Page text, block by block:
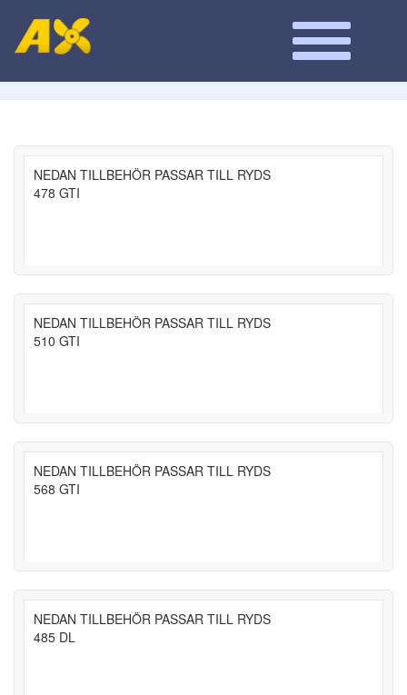
NEDAN TILLBEHÖR PASSAR TILL RYDS
478 GTI
NEDAN TILLBEHÖR PASSAR TILL RYDS
510 GTI
NEDAN TILLBEHÖR PASSAR TILL RYDS
568 GTI
NEDAN TILLBEHÖR PASSAR TILL RYDS
485 DL